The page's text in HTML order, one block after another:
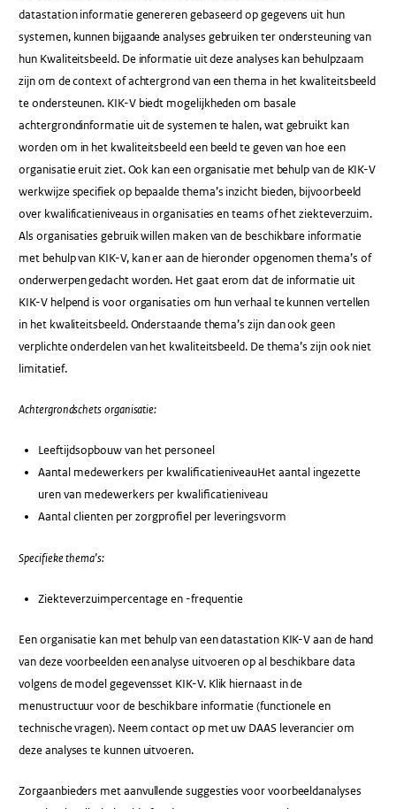
datastation informatie genereren gebaseerd op gegevens uit hun
systemen, kunnen bijgaande analyses gebruiken ter ondersteuning van
hun Kwaliteitsbeeld. De informatie uit deze analyses kan behulpzaam
zijn om de context of achtergrond van een thema in het kwaliteitsbeeld
te ondersteunen. KIK-V biedt mogelijkheden om basale
achtergrondinformatie uit de systemen te halen, wat gebruikt kan
worden om in het kwaliteitsbeeld een beeld te geven van hoe een
organisatie eruit ziet. Ook kan een organisatie met behulp van de KIK-V
werkwijze specifiek op bepaalde thema’s inzicht bieden, bijvoorbeeld
over kwalificatieniveaus in organisaties en teams of het ziekteverzuim.
Als organisaties gebruik willen maken van de beschikbare informatie
met behulp van KIK-V, kan er aan de hieronder opgenomen thema’s of
onderwerpen gedacht worden. Het gaat erom dat de informatie uit
KIK-V helpend is voor organisaties om hun verhaal te kunnen vertellen
in het kwaliteitsbeeld. Onderstaande thema’s zijn dan ook geen
verplichte onderdelen van het kwaliteitsbeeld. De thema’s zijn ook niet
limitatief.
Achtergrondschets organisatie:
Leeftijdsopbouw van het personeel
Aantal medewerkers per kwalificatieniveauHet aantal ingezette
uren van medewerkers per kwalificatieniveau
Aantal clienten per zorgprofiel per leveringsvorm
Specifieke thema’s:
Ziekteverzuimpercentage en -frequentie
Een organisatie kan met behulp van een datastation KIK-V aan de hand
van deze voorbeelden een analyse uitvoeren op al beschikbare data
volgens de model gegevensset KIK-V. Klik hiernaast in de
menustructuur voor de beschikbare informatie (functionele en
technische vragen). Neem contact op met uw DAAS leverancier om
deze analyses te kunnen uitvoeren.
Zorgaanbieders met aanvullende suggesties voor voorbeeldanalyses